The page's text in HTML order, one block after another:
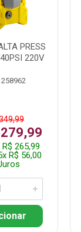
PRESS
220V
R$ 265,99
R$ 56,00